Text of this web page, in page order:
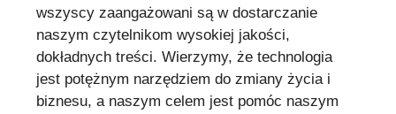
wszyscy zaangażowani są w dostarczanie
naszym czytelnikom wysokiej jakości,
dokładnych treści. Wierzymy, że technologia
jest potężnym narzędziem do zmiany życia i
biznesu, a naszym celem jest pomóc naszym